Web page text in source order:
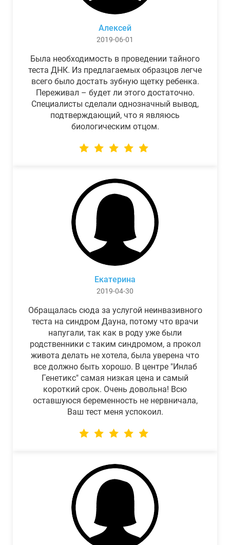
Алексей
2019-06-01
Была необходимость в проведении тайного
теста ДНК. Из предлагаемых образцов легче
всего было достать зубную щетку ребенка.
Переживал – будет ли этого достаточно.
Специалисты сделали однозначный вывод,
подтверждающий, что я являюсь
биологическим отцом.
Екатерина
2019-04-30
Обращалась сюда за услугой неинвазивного
теста на синдром Дауна, потому что врачи
напугали, так как в роду уже были
родственники с таким синдромом, а прокол
живота делать не хотела, была уверена что
все должно быть хорошо. В центре "Инлаб
Генетикс" самая низкая цена и самый
короткий срок. Очень довольна! Всю
оставшуюся беременность не нервничала,
Ваш тест меня успокоил.